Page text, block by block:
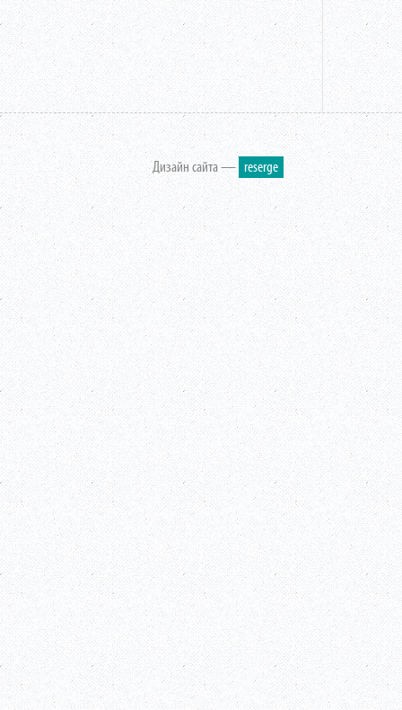
Дизайн сайта — reserge